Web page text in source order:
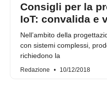
Consigli per la
IoT: convalida e
Nell’ambito della
con sistemi complessi,
richiedono la
Redazione 10/12/2018